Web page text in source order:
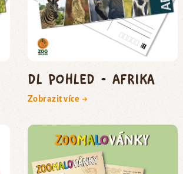
DL pohled - Afrika
Zobrazit více →